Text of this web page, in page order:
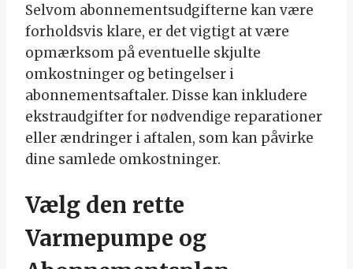
Selvom abonnementsudgifterne kan være
forholdsvis klare, er det vigtigt at være
opmærksom på eventuelle skjulte
omkostninger og betingelser i
abonnementsaftaler. Disse kan inkludere
ekstraudgifter for nødvendige reparationer
eller ændringer i aftalen, som kan påvirke
dine samlede omkostninger.
Vælg den rette
Varmepumpe og